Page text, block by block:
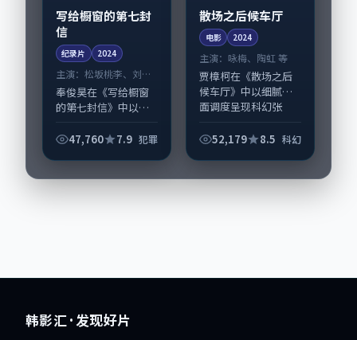
写给橱窗的第七封
信
纪录片 2024
主演： 松坂桃李、刘亚
仁 等
奉俊昊在《写给橱窗
的第七封信》中以细
张力，松坂桃李、刘
期主要在日本完成制
47,760 7.9 犯罪
散场之后候车厅
电影 2024
主演： 咏梅、陶虹 等
贾樟柯在《散场之后
候车厅》中以细腻场
面调度呈现科幻张
的表演层次丰富。影
2024-01-26...
52,179 8.5 科幻
韩影汇 · 发现好片